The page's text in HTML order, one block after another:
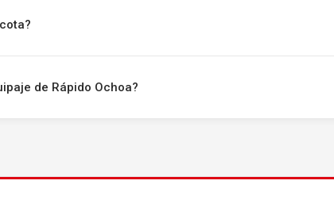
de Rápido Ochoa?